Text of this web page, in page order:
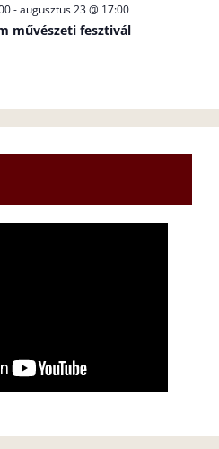
-augusztus 23 @ 17:00
művészeti fesztivál